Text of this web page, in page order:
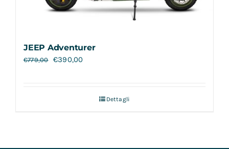
JEEP Adventurer
€779,00 €390,00
Dettagli